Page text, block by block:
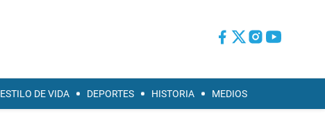
ESTILO DE VIDA DEPORTES HISTORIA MEDIOS